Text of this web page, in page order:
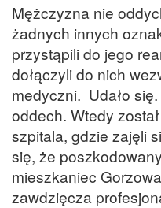
Mężczyzna nie
żadnych innych
przystąpili do jego
dołączyli do nich
medyczni. Udało
oddech. Wtedy
szpitala, gdzie zajęli
się, że
mieszkaniec
zawdzięcza